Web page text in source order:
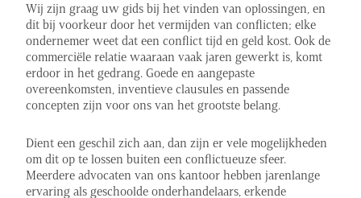
Wij zijn graag uw gids bij het vinden van oplossingen, en
dit bij voorkeur door het vermijden van conflicten; elke
ondernemer weet dat een conflict tijd en geld kost. Ook de
commerciële relatie waaraan vaak jaren gewerkt is, komt
erdoor in het gedrang. Goede en aangepaste
overeenkomsten, inventieve clausules en passende
concepten zijn voor ons van het grootste belang.
Dient een geschil zich aan, dan zijn er vele mogelijkheden
om dit op te lossen buiten een conflictueuze sfeer.
Meerdere advocaten van ons kantoor hebben jarenlange
ervaring als geschoolde onderhandelaars, erkende